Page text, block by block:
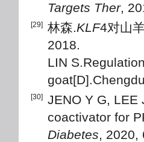
Targets Ther,
[29] 林森.KLF4对山
2018.
LIN
[30]
JENO Y G, LEE
coactivator for
Diabetes, 2020,